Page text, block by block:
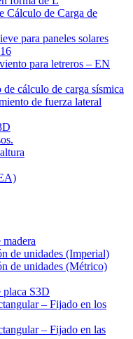
Cálculo de Carga de
para paneles solares
para letreros – EN
cálculo de carga sísmica
de fuerza lateral
madera
de unidades (Imperial)
de unidades (Métrico)
S3D
– Fijado en los
– Fijado en las